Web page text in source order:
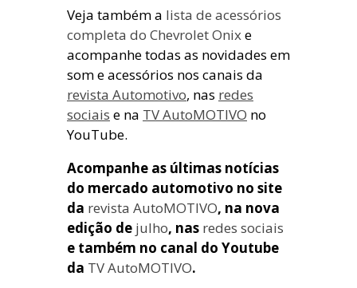
Veja também a lista de acessórios
completa do Chevrolet Onixe
acompanhe todas as novidades em
som e acessórios nos canais da
revista Automotivo, nas redes
sociais e na TV AutoMOTIVO no
YouTube.
Acompanhe as últimas notícias
do mercado automotivo no site
da revista AutoMOTIVO, na nova
edição de julho, nas redes sociais
e também no canal do Youtube
da TV AutoMOTIVO.